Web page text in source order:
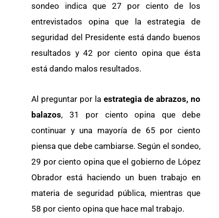
sondeo indica que 27 por ciento de los
entrevistados opina que la estrategia de
seguridad del Presidente está dando buenos
resultados y 42 por ciento opina que ésta
está dando malos resultados.
Al preguntar por la estrategia de abrazos, no
balazos, 31 por ciento opina que debe
continuar y una mayoría de 65 por ciento
piensa que debe cambiarse. Según el sondeo,
29 por ciento opina que el gobierno de López
Obrador está haciendo un buen trabajo en
materia de seguridad pública, mientras que
58 por ciento opina que hace mal trabajo.